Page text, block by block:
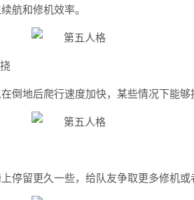
航和修机效率。
倒地后爬行速度加快，某些情况下能
停留更久一些，给队友争取更多修机或